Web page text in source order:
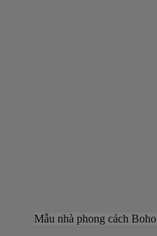
Mẫu nhà phong cách Boho